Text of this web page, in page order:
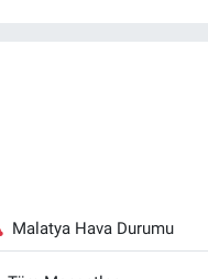
Malatya Hava Durumu